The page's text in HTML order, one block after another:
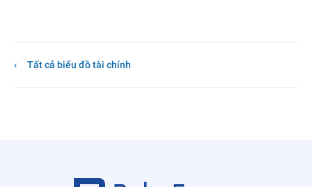
Tất cả biểu đồ tài chính